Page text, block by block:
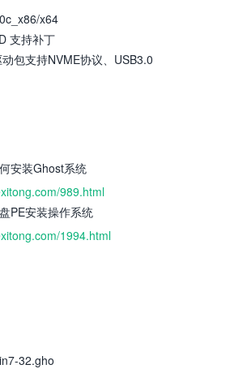
x64
支持补丁
包支持NVME协议、USB3.0
安装Ghost系统
989.html
PE安装操作系统
1994.html
32.gho